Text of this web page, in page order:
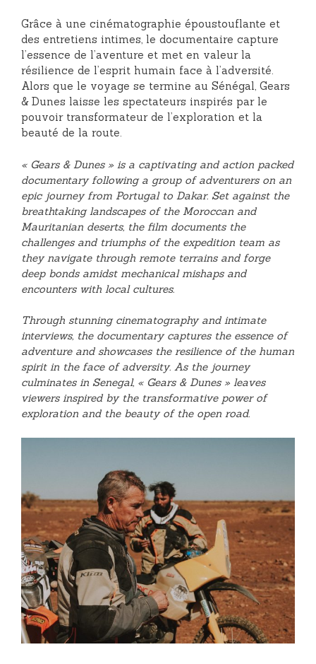
Grâce à une cinématographie époustouflante et
des entretiens intimes, le documentaire capture
l’essence de l’aventure et met en valeur la
résilience de l’esprit humain face à l’adversité.
Alors que le voyage se termine au Sénégal, Gears
& Dunes laisse les spectateurs inspirés par le
pouvoir transformateur de l’exploration et la
beauté de la route.
« Gears & Dunes » is a captivating and action packed
documentary following a group of adventurers on an
epic journey from Portugal to Dakar. Set against the
breathtaking landscapes of the Moroccan and
Mauritanian deserts, the film documents the
challenges and triumphs of the expedition team as
they navigate through remote terrains and forge
deep bonds amidst mechanical mishaps and
encounters with local cultures.
Through stunning cinematography and intimate
interviews, the documentary captures the essence of
adventure and showcases the resilience of the human
spirit in the face of adversity. As the journey
culminates in Senegal, « Gears & Dunes » leaves
viewers inspired by the transformative power of
exploration and the beauty of the open road.